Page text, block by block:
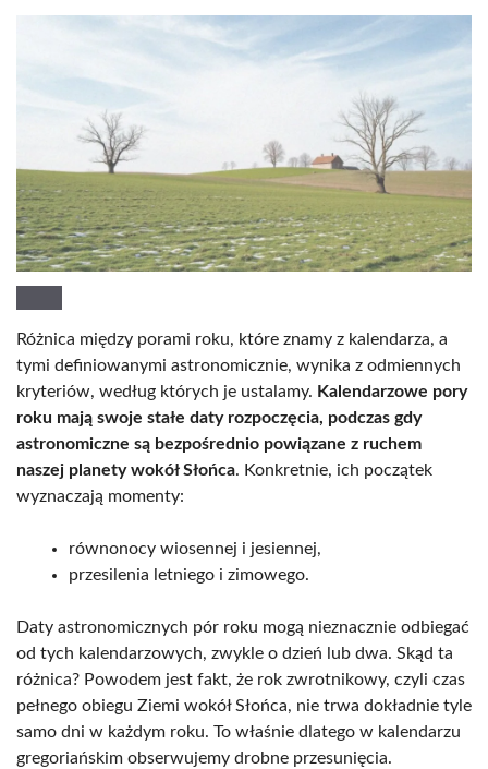
Różnica między porami roku, które znamy z kalendarza, a
tymi definiowanymi astronomicznie, wynika z odmiennych
kryteriów, według których je ustalamy. Kalendarzowe pory
roku mają swoje stałe daty rozpoczęcia, podczas gdy
astronomiczne są bezpośrednio powiązane z ruchem
naszej planety wokół Słońca. Konkretnie, ich początek
wyznaczają momenty:
równonocy wiosennej i jesiennej,
przesilenia letniego i zimowego.
Daty astronomicznych pór roku mogą nieznacznie odbiegać
od tych kalendarzowych, zwykle o dzień lub dwa. Skąd ta
różnica? Powodem jest fakt, że rok zwrotnikowy, czyli czas
pełnego obiegu Ziemi wokół Słońca, nie trwa dokładnie tyle
samo dni w każdym roku. To właśnie dlatego w kalendarzu
gregoriańskim obserwujemy drobne przesunięcia.